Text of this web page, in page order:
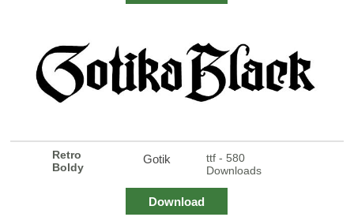
Retro
Boldy
Gotik
ttf - 580
Downloads
Download